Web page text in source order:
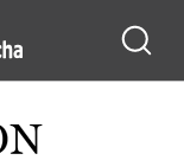
Castilla-